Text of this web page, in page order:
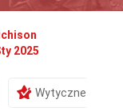
2025
Wytyczne